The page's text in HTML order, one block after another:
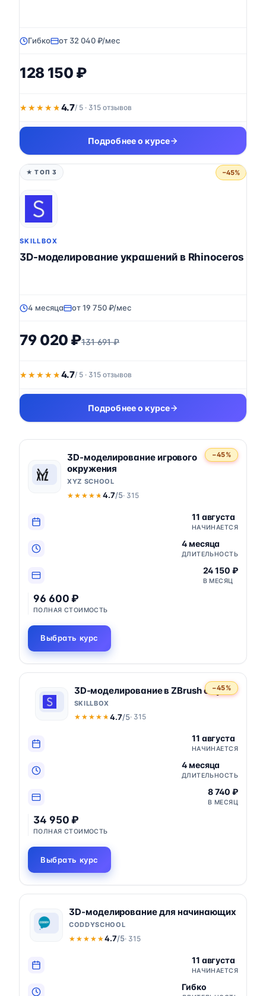
Гибко от 32 040 ₽/мес
128 150 ₽
★★★★★
★★★★★ 4.7/ 5 · 315 отзывов
Подробнее о курсе
★ ТОП 3 −45%
SKILLBOX
3D-моделирование украшений в Rhinoceros
4 месяца от 19 750 ₽/мес
79 020 ₽131 691 ₽
★★★★★
★★★★★ 4.7/ 5 · 315 отзывов
Подробнее о курсе
−45%
3D-моделирование игрового
окружения
XYZ SCHOOL
★★★★★
★★★★★ 4.7/5· 315
11 августа
НАЧИНАЕТСЯ
4 месяца
ДЛИТЕЛЬНОСТЬ
24 150 ₽
В МЕСЯЦ
96 600 ₽
ПОЛНАЯ СТОИМОСТЬ
Выбрать курс
−45%
3D-моделирование в ZBrush с нуля
SKILLBOX
★★★★★
★★★★★ 4.7/5· 315
11 августа
НАЧИНАЕТСЯ
4 месяца
ДЛИТЕЛЬНОСТЬ
8 740 ₽
В МЕСЯЦ
34 950 ₽
ПОЛНАЯ СТОИМОСТЬ
Выбрать курс
3D-моделирование для начинающих
CODDYSCHOOL
★★★★★
★★★★★4.7/5· 315
11 августа
НАЧИНАЕТСЯ
Гибко